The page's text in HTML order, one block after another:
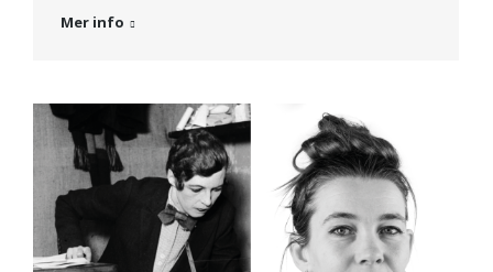
Mer info